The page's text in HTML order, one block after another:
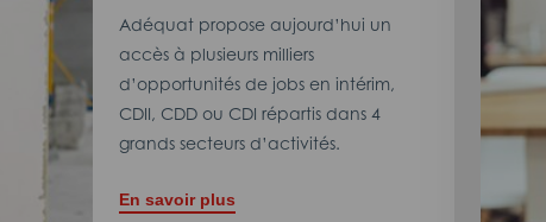
Adéquat propose aujourd’hui un
accès à plusieurs milliers
d’opportunités de jobs en intérim,
CDII, CDD ou CDI répartis dans 4
grands secteurs d’activités.
En savoir plus